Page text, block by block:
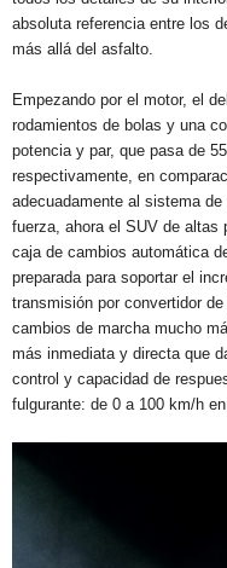
absoluta referencia entre los
más allá del asfalto.
Empezando por el motor, el
rodamientos de bolas y una
potencia y par, que pasa de
respectivamente, en
adecuadamente al sistema
fuerza, ahora el SUV de altas
caja de cambios automática
preparada para soportar el
transmisión por convertidor
cambios de marcha mucho
más inmediata y directa que
control y capacidad de
fulgurante: de 0 a 100 km/h